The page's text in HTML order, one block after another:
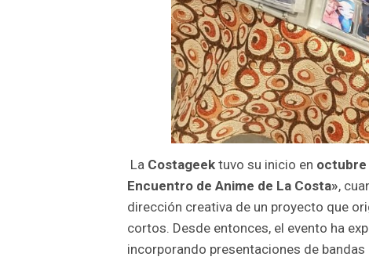
La Costageek tuvo su inicio en octubre
Encuentro de Anime de La Costa»,
dirección creativa de un proyecto que
cortos. Desde entonces, el evento ha
incorporando presentaciones de